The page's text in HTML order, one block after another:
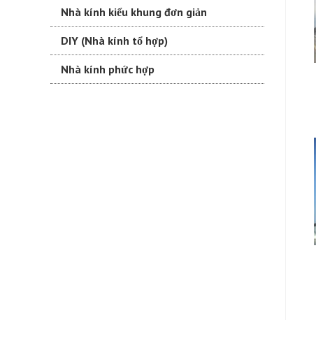
Nhà kính kiểu khung đơn giản
DIY (Nhà kính tổ hợp)
Nhà kính phức hợp